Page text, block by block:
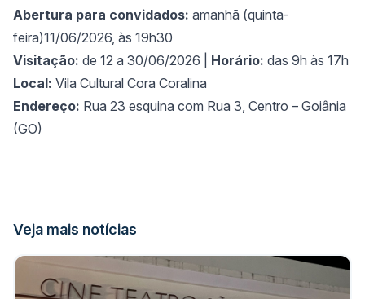
Abertura para convidados: amanhã (quinta-
feira)11/06/2026, às 19h30
Visitação: de 12 a 30/06/2026 | Horário: das 9h às 17h
Local: Vila Cultural Cora Coralina
Endereço: Rua 23 esquina com Rua 3, Centro – Goiânia
(GO)
Veja mais notícias